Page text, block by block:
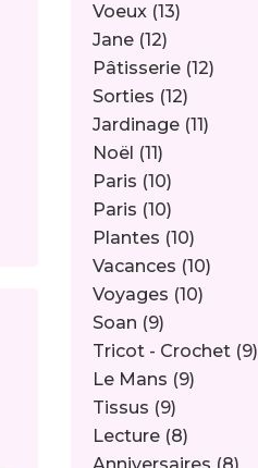
Voeux (13)
Jane (12)
Pâtisserie (12)
Sorties (12)
Jardinage (11)
Noël (11)
Paris (10)
Paris (10)
Plantes (10)
Vacances (10)
Voyages (10)
Soan (9)
Tricot - Crochet (9)
Le Mans (9)
Tissus (9)
Lecture (8)